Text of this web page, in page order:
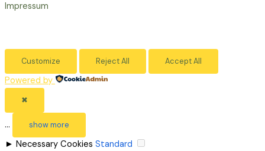
Impressum
Customize Reject All Accept All
Powered by
✖
... show more
► Necessary Cookies Standard